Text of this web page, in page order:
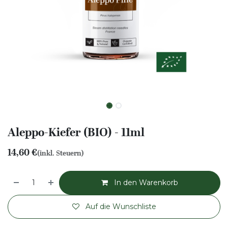
Aleppo-Kiefer (BIO) - 11ml
14,60€(inkl. Steuern)
In den Warenkorb
Auf die Wunschliste